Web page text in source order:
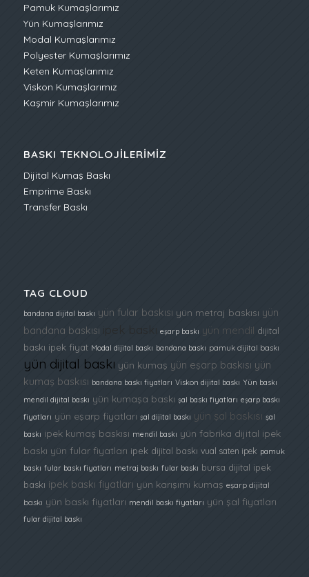
Pamuk Kumaşlarımız
Yün Kumaşlarımız
Modal Kumaşlarımız
Polyester Kumaşlarımız
Keten Kumaşlarımız
Viskon Kumaşlarımız
Kaşmir Kumaşlarımız
BASKI TEKNOLOJILERIMIZ
Dijital Kumaş Baskı
Emprime Baskı
Transfer Baskı
TAG CLOUD
bandana dijital baskı yün fular baskısı yün metraj baskısı yün
bandana baskısı
eşarp baskı yün mendil dijital
baskı ipek fiyat Modal dijital baskı bandana baskı pamuk dijital baskı
yün dijital baskı yün kumaş yün eşarp baskısı yün
kumaş baskısı bandana baskı fiyatları Viskon dijital baskı Yün baskı
mendil dijital baskı yün kumaşa baskı şal baskı fiyatları eşarp baskı
fiyatları yün eşarp fiyatları şal dijital baskı yün şal baskısı şal
baskı ipek kumaş baskısı mendil baskı yün fabrika dijital ipek
baskı yün fular fiyatları ipek dijital baskı vual saten ipek pamuk
baskı fular baskı fiyatları metraj baskı fular baskı bursa dijital ipek
baskı ipek baskı fiyatları yün karışımı kumaş eşarp dijital
baskı yün baskı fiyatları mendil baskı fiyatları yün şal fiyatları
fular dijital baskı